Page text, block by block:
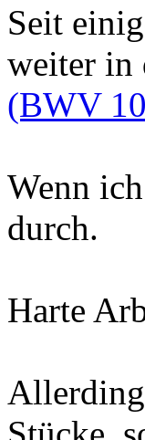
Seit
weiter in
(BWV
Wenn
durch.
Harte